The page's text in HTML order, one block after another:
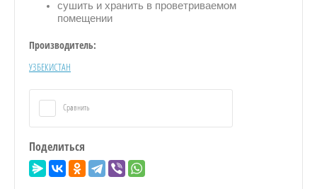
сушить и хранить в проветриваемом
помещении
Производитель:
УЗБЕКИСТАН
Сравнить
Поделиться